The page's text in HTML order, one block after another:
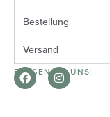
Bestellung
Versand
FOLGEN SIE UNS: